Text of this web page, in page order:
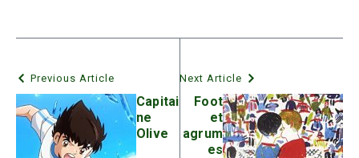
Previous Article
Capitai
ne
Olive
Next Article
Foot
et
agrum
es